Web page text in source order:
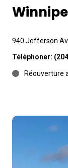
940 Jefferson
Téléphoner:
Réouverture